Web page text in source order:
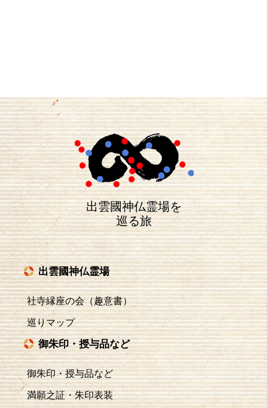
出雲國神仏霊場を
巡る旅
出雲國神仏霊場
社寺縁座の会（趣意書）
巡りマップ
御朱印・授与品など
御朱印・授与品など
満願之証・朱印表装